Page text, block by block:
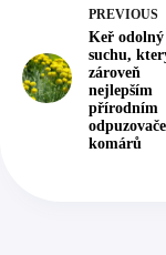
PREVIOUS
Keř odolný
suchu,
zároveň
nejlepším
přírodním
komárů